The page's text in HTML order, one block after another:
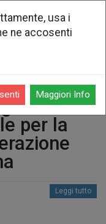
per la
Leggi tutto
usa i
ne accosenti
Maggiori Info